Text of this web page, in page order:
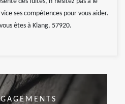
ses compétences pour vous aider.
êtes à Klang, 57920.